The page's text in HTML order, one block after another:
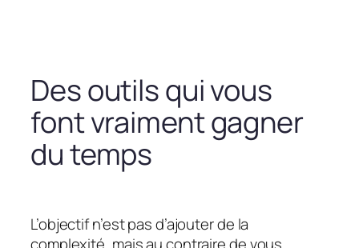
Des outils qui vous
font vraiment gagner
du temps
L’objectif n’est pas d’ajouter de la